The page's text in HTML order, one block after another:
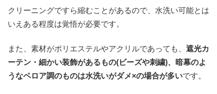
クリーニングですら縮むことがあるので、水洗い可能とは
いえある程度は覚悟が必要です。
また、素材がポリエステルやアクリルであっても、 遮光カ
ーテン・細かい装飾があるもの(ビーズや刺繍)、暗幕のよ
うなベロア調のものは水洗いがダメ×の場合が多いです。